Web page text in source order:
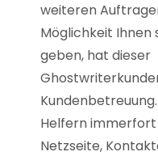
weiteren
Möglichkeit Ihnen
geben, hat dieser
Helfern
Netzseite,